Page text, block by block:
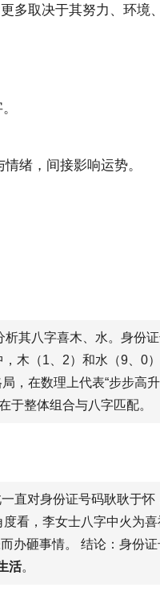
多取决于其努力、环
绪，间接影响运势。
其八字喜木、水。身份
（1、2）和水（9、0）
，在数理上代表“步步高
于整体组合与八字匹配。
直对身份证号码耿耿于
看，李女士八字中火为
办砸事情。 结论：身份
活。